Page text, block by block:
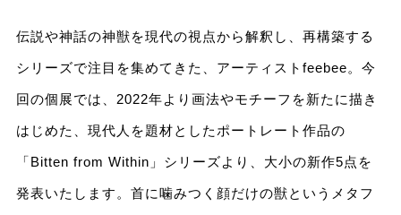
伝説や神話の神獣を現代の視点から解釈し、再構築する
シリーズで注目を集めてきた、アーティストfeebee。今
回の個展では、2022年より画法やモチーフを新たに描き
はじめた、現代人を題材としたポートレート作品の
「Bitten from Within」シリーズより、大小の新作5点を
発表いたします。首に噛みつく顔だけの獣というメタフ